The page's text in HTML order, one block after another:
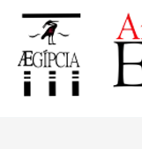
conteúdo